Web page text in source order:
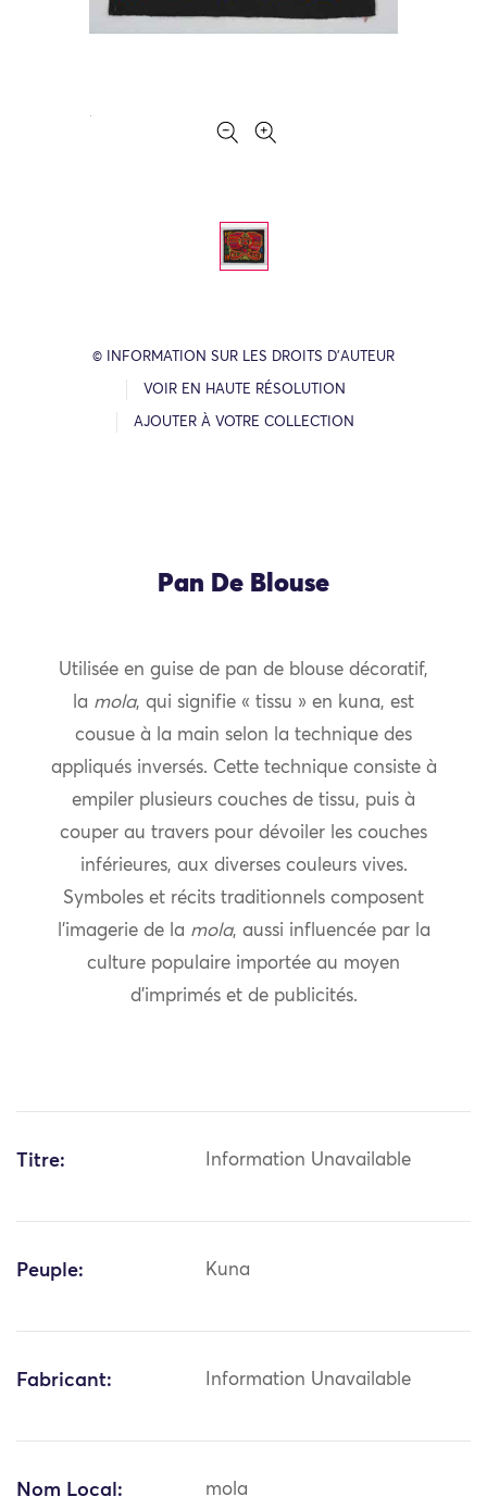
© INFORMATION SUR LES DROITS D’AUTEUR
VOIR EN HAUTE RÉSOLUTION
AJOUTER À VOTRE COLLECTION
Pan De Blouse
Utilisée en guise de pan de blouse décoratif,
la mola, qui signifie « tissu » en kuna, est
cousue à la main selon la technique des
appliqués inversés. Cette technique consiste à
empiler plusieurs couches de tissu, puis à
couper au travers pour dévoiler les couches
inférieures, aux diverses couleurs vives.
Symboles et récits traditionnels composent
l’imagerie de la mola, aussi influencée par la
culture populaire importée au moyen
d’imprimés et de publicités.
Titre: Information Unavailable
Peuple: Kuna
Fabricant: Information Unavailable
Nom Local: mola